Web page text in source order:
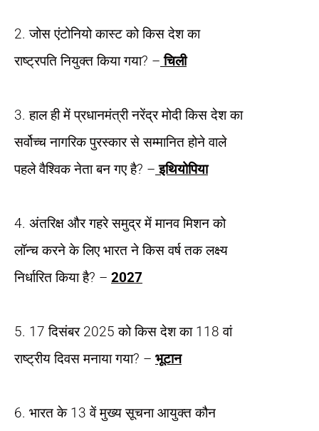
2. जोस एंटोनियो कास्ट को किस देश का
राष्ट्रपति नियुक्त किया गया? – चिली
3. हाल ही में प्रधानमंत्री नरेंद्र मोदी किस देश का
सर्वोच्च नागरिक पुरस्कार से सम्मानित होने वाले
पहले वैश्विक नेता बन गए है? – इथियोपिया
4. अंतरिक्ष और गहरे समुद्र में मानव मिशन को
लॉन्च करने के लिए भारत ने किस वर्ष तक लक्ष्य
निर्धारित किया है? – 2027
5. 17 दिसंबर 2025 को किस देश का 118 वां
राष्ट्रीय दिवस मनाया गया? – भूटान
6. भारत के 13 वें मुख्य सूचना आयुक्त कौन